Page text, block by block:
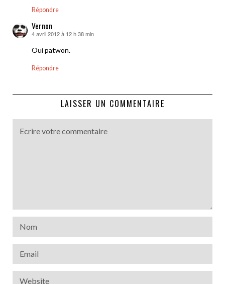
Répondre
Vernon
dit :
4 avril 2012 à 12 h 38 min
Oui patwon.
Répondre
LAISSER UN COMMENTAIRE